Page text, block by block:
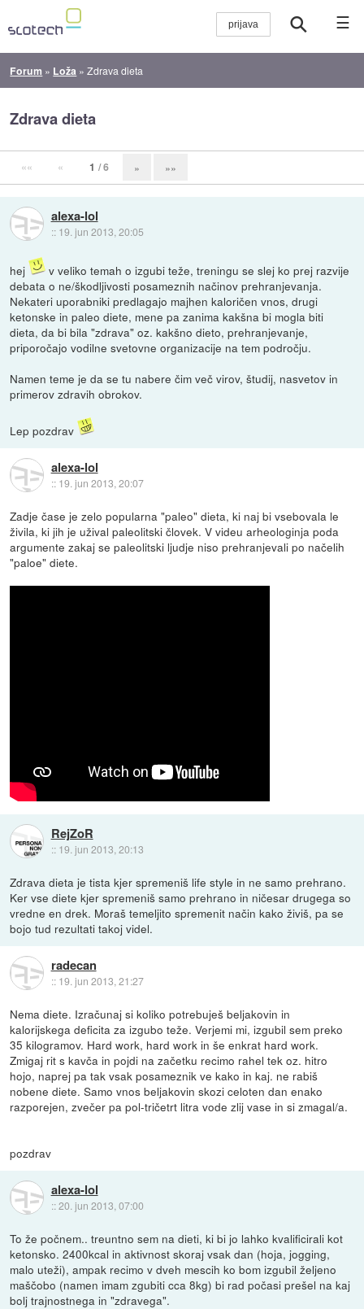
☰
Forum » Loža »Zdrava dieta
Zdrava dieta
«« « 1 / 6 » »»
alexa-lol
:: 19. jun 2013, 20:05
hej
v veliko temah o izgubi teže, treningu se slej ko prej razvije
debata o ne/škodljivosti posameznih načinov prehranjevanja.
Nekateri uporabniki predlagajo majhen kaloričen vnos, drugi
ketonske in paleo diete, mene pa zanima kakšna bi mogla biti
dieta, da bi bila "zdrava" oz. kakšno dieto, prehranjevanje,
priporočajo vodilne svetovne organizacije na tem področju.
Namen teme je da se tu nabere čim več virov, študij, nasvetov in
primerov zdravih obrokov.
Lep pozdrav
alexa-lol
:: 19. jun 2013, 20:07
Zadje čase je zelo popularna "paleo" dieta, ki naj bi vsebovala le
živila, ki jih je užival paleolitski človek. V videu arheologinja poda
argumente zakaj se paleolitski ljudje niso prehranjevali po načelih
"paloe" diete.
RejZoR
:: 19. jun 2013, 20:13
Zdrava dieta je tista kjer spremeniš life style in ne samo prehrano.
Ker vse diete kjer spremeniš samo prehrano in ničesar drugega so
vredne en drek. Moraš temeljito spremenit način kako živiš, pa se
bojo tud rezultati takoj videl.
radecan
:: 19. jun 2013, 21:27
Nema diete. Izračunaj si koliko potrebuješ beljakovin in
kalorijskega deficita za izgubo teže. Verjemi mi, izgubil sem preko
35 kilogramov. Hard work, hard work in še enkrat hard work.
Zmigaj rit s kavča in pojdi na začetku recimo rahel tek oz. hitro
hojo, naprej pa tak vsak posameznik ve kako in kaj. ne rabiš
nobene diete. Samo vnos beljakovin skozi celoten dan enako
razporejen, zvečer pa pol-tričetrt litra vode zlij vase in si zmagal/a.
pozdrav
alexa-lol
::20. jun 2013, 07:00
To že počnem.. treuntno sem na dieti, ki bi jo lahko kvalificirali kot
ketonsko. 2400kcal in aktivnost skoraj vsak dan (hoja, jogging,
malo uteži), ampak recimo v dveh mescih ko bom izgubil željeno
maščobo (namen imam zgubiti cca 8kg) bi rad počasi prešel na kaj
bolj trajnostnega in "zdravega".